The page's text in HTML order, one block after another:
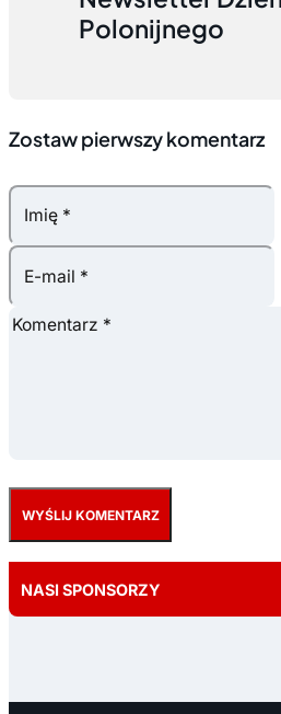
Polonijnego
Zostaw pierwszy komentarz
NASI SPONSORZY